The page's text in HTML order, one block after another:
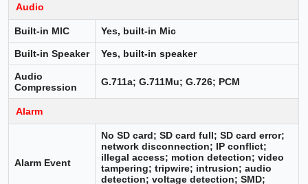
Audio
Built-in MIC Yes, built-in Mic
Built-in Speaker Yes, built-in speaker
Audio
Compression
G.711a; G.711Mu; G.726; PCM
Alarm
Alarm Event
No SD card; SD card full; SD card error;
network disconnection; IP conflict;
illegal access; motion detection; video
tampering; tripwire; intrusion; audio
detection; voltage detection; SMD;